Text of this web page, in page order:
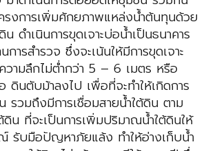
รงการเพิ่มศักยภาพแหล่งน้ำต้นทุนด้วย
น ดำเนินการขุดเจาะบ่อน้ำเป็นธนาคาร
ารสำรวจ ซึ่งจะเน้นให้มีการขุดเจาะ
ามลึกไม่ต่ำกว่า 5 – 6 เมตร หรือ
ดินตับม้าลงไป เพื่อที่จะทำให้เกิดการ
รวมถึงมีการเชื่อมสายน้ำใต้ดิน ตาม
ดิน ที่จะเป็นการเพิ่มปริมาณน้ำใต้ดินให้
รับมือปัญหาภัยแล้ง ทำให้อ่างเก็บน้ำ